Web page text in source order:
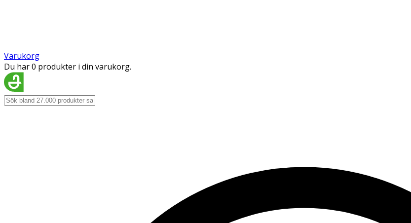
Varukorg
Du har 0 produkter i din varukorg.